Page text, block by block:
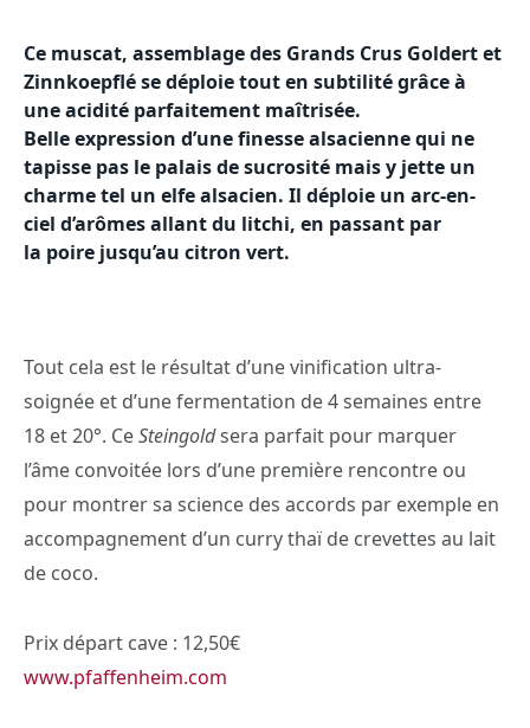
Ce muscat, assemblage des Grands Crus Goldert et
Zinnkoepflé se déploie tout en subtilité grâce à
une acidité parfaitement maîtrisée.
Belle expression d’une finesse alsacienne qui ne
tapisse pas le palais de sucrosité mais y jette un
charme tel un elfe alsacien. Il déploie un arc-en-
ciel d’arômes allant du litchi, en passant par
la poire jusqu’au citron vert.
Tout cela est le résultat d’une vinification ultra-
soignée et d’une fermentation de 4 semaines entre
18 et 20°. CeSteingoldsera parfait pour marquer
l’âme convoitée lors d’une première rencontre ou
pour montrer sa science des accords par exemple en
accompagnement d’un curry thaï de crevettes au lait
de coco.
Prix départ cave : 12,50€
www.pfaffenheim.com